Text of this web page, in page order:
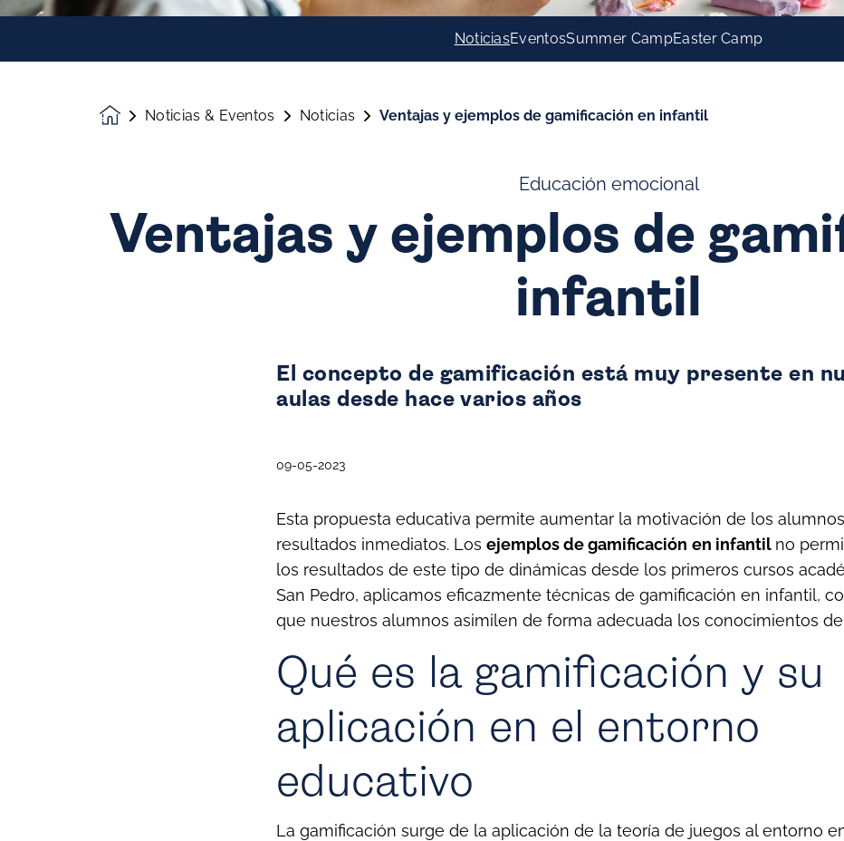
NoticiasEventosSummer CampEaster Camp
HomepageNoticias & Eventos Noticias Ventajas y ejemplos de gamificación en infantil
Educación emocional
Ventajas y ejemplos de
infantil
El concepto de gamificación está muy presente en
aulas desde hace varios años
09-05-2023
Esta propuesta educativa permite aumentar la motivación de los
resultados inmediatos. Losejemplos de gamificación en infantil no
los resultados de este tipo de dinámicas desde los primeros cursos
San Pedro, aplicamos eficazmente técnicas de gamificación en infantil,
que nuestros alumnos asimilen de forma adecuada los conocimientos
Qué es la gamificación y su
aplicación en el entorno
educativo
La gamificación surge de la aplicación de la teoría de juegos al entorno